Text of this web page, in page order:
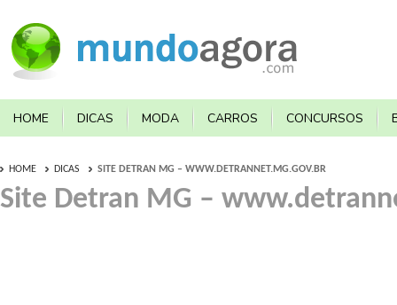
HOME DICAS MODA CARROS CONCURSOS
HOME DICAS SITE DETRAN MG – WWW.DETRANNET.MG.GOV.BR
Site Detran MG –